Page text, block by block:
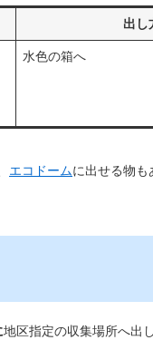
出し
水色の箱へ
エコドームに出せる物も
地区指定の収集場所へ出